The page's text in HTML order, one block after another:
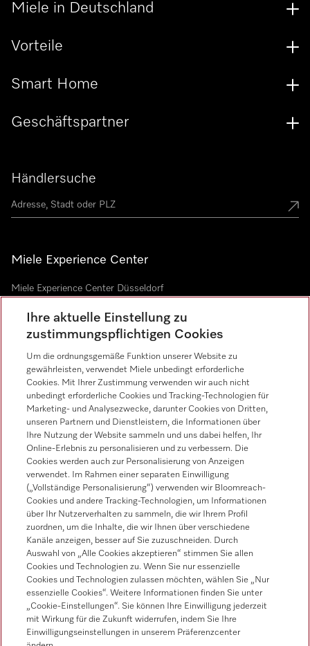
Händlersuche
Miele Experience Center
Miele Experience Center Düsseldorf
Miele Experience Center Gütersloh
Newsletter
Miele in Deutschland
Vorteile
Smart Home
Geschäftspartner
Impressum
AGB
Datenschutz
Nutzungsbedingungen
Ihre aktuelle Einstellung zu
zustimmungspflichtigen Cookies
Um die ordnungsgemäße Funktion unserer Website zu
gewährleisten, verwendet Miele unbedingt erforderliche
Cookies. Mit Ihrer Zustimmung verwenden wir auch nicht
unbedingt erforderliche Cookies und Tracking-Technologien für
Marketing- und Analysezwecke, darunter Cookies von Dritten,
unseren Partnern und Dienstleistern, die Informationen über
Ihre Nutzung der Website sammeln und uns dabei helfen, Ihr
Online-Erlebnis zu personalisieren und zu verbessern. Die
Cookies werden auch zur Personalisierung von Anzeigen
verwendet. Im Rahmen einer separaten Einwilligung
(„Vollständige Personalisierung“) verwenden wir Bloomreach-
Cookies und andere Tracking-Technologien, um Informationen
über Ihr Nutzerverhalten zu sammeln, die wir Ihrem Profil
zuordnen, um die Inhalte, die wir Ihnen über verschiedene
Kanäle anzeigen, besser auf Sie zuzuschneiden. Durch
Auswahl von „Alle Cookies akzeptieren“ stimmen Sie allen
Cookies und Technologien zu. Wenn Sie nur essenzielle
Cookies und Technologien zulassen möchten, wählen Sie „Nur
essenzielle Cookies“. Weitere Informationen finden Sie unter
„Cookie-Einstellungen“. Sie können Ihre Einwilligung jederzeit
mit Wirkung für die Zukunft widerrufen, indem Sie Ihre
Einwilligungseinstellungen in unserem Präferenzcenter